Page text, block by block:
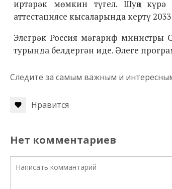
иртәрәк мөмкин түгел. Шуңа
аттестациясе кысаларында кертү
Элегрәк Россия мәгариф министры
турында белдергән иде. Әлеге
Следите за самым важным и
Нравится
Нет комментариев